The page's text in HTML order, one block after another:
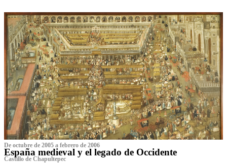
De octubre de 2005 a febrero de 2006
España medieval y el legado de Occidente
Castillo de Chapultepec